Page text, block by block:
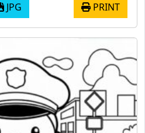
JPG PRINT